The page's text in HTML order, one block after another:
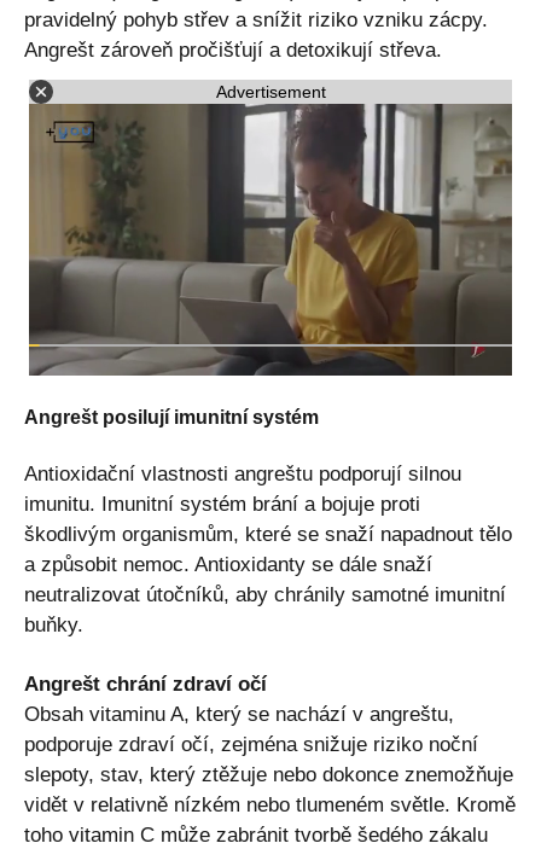
pravidelný pohyb střev a snížit riziko vzniku zácpy.
Angrešt zároveň pročišťují a detoxikují střeva.
Advertisement
Angrešt posilují imunitní systém
Antioxidační vlastnosti angreštu podporují silnou
imunitu. Imunitní systém brání a bojuje proti
škodlivým organismům, které se snaží napadnout tělo
a způsobit nemoc. Antioxidanty se dále snaží
neutralizovat útočníků, aby chránily samotné imunitní
buňky.
Angrešt chrání zdraví očí
Obsah vitaminu A, který se nachází v angreštu,
podporuje zdraví očí, zejména snižuje riziko noční
slepoty, stav, který ztěžuje nebo dokonce znemožňuje
vidět v relativně nízkém nebo tlumeném světle. Kromě
toho vitamin C může zabránit tvorbě šedého zákalu